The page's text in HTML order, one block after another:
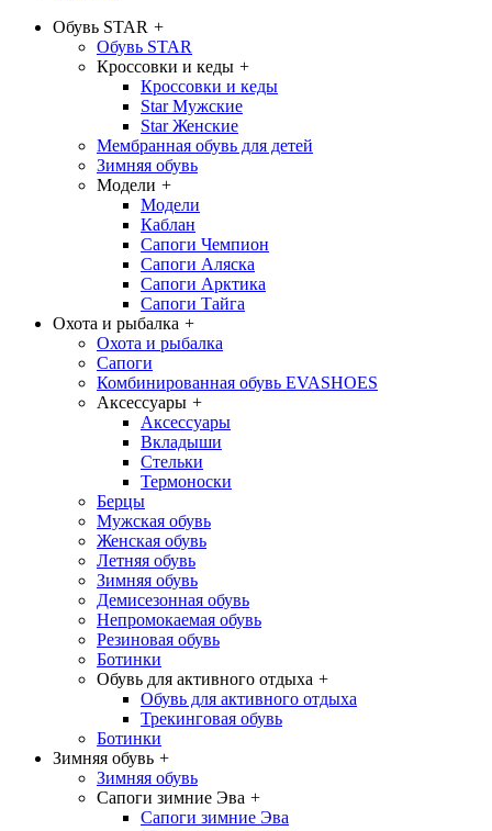
Обувь STAR +
Обувь STAR
Кроссовки и кеды +
Кроссовки и кеды
Star Мужские
Star Женские
Мембранная обувь для детей
Зимняя обувь
Модели +
Модели
Каблан
Сапоги Чемпион
Сапоги Аляска
Сапоги Арктика
Сапоги Тайга
Охота и рыбалка +
Охота и рыбалка
Сапоги
Комбинированная обувь EVASHOES
Аксессуары +
Аксессуары
Вкладыши
Стельки
Термоноски
Берцы
Мужская обувь
Женская обувь
Летняя обувь
Зимняя обувь
Демисезонная обувь
Непромокаемая обувь
Резиновая обувь
Ботинки
Обувь для активного отдыха +
Обувь для активного отдыха
Трекинговая обувь
Ботинки
Зимняя обувь +
Зимняя обувь
Сапоги зимние Эва +
Сапоги зимние Эва